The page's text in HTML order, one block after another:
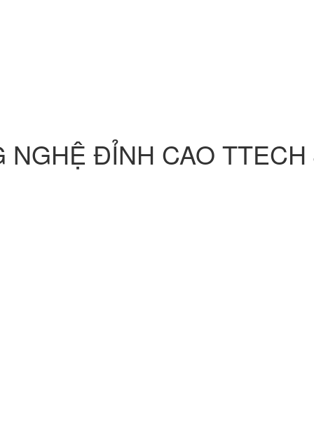
NGHỆ ĐỈNH CAO